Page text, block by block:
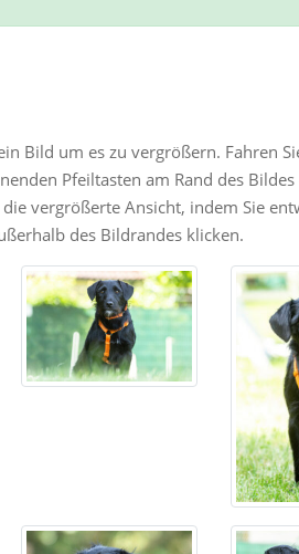
Bild um es zu vergrößern. Fahren
Pfeiltasten am Rand des
die vergrößerte Ansicht, indem Sie
des Bildrandes klicken.